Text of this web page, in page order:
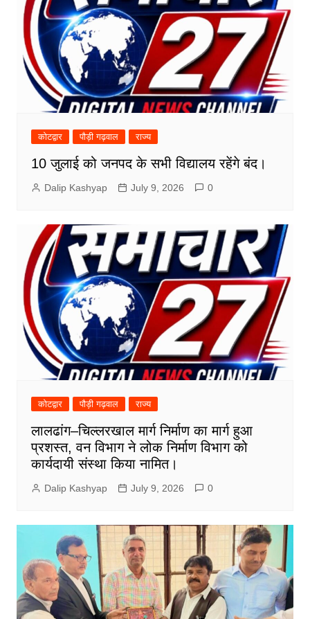
कोटद्वार पौड़ी गढ़वाल राज्य
10 जुलाई को जनपद के सभी विद्यालय रहेंगे बंद।
Dalip Kashyap July 9, 2026 0
कोटद्वार पौड़ी गढ़वाल राज्य
लालढांग–चिल्लरखाल मार्ग निर्माण का मार्ग हुआ
प्रशस्त, वन विभाग ने लोक निर्माण विभाग को
कार्यदायी संस्था किया नामित।
Dalip Kashyap July 9, 2026 0